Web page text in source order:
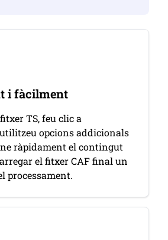
i fàcilment
TS, feu clic a
opcions addicionals
ràpidament el contingut
el fitxer CAF final un
processament.